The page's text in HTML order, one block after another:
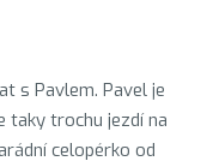
s Pavlem. Pavel je
taky trochu jezdí na
celopérko od